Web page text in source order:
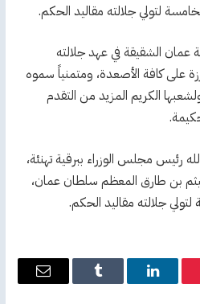
لتولي جلالته مقاليد الحكم.
الشقيقة في عهد جلالته
على كافة الأصعدة، ومتمنياً سموه
الكريم المزيد من التقدم
رئيس مجلس الوزراء ببرقية تهنئة،
بن طارق المعظم سلطان عمان،
جلالته مقاليد الحكم.
لينكدإن Tumblr
البريد